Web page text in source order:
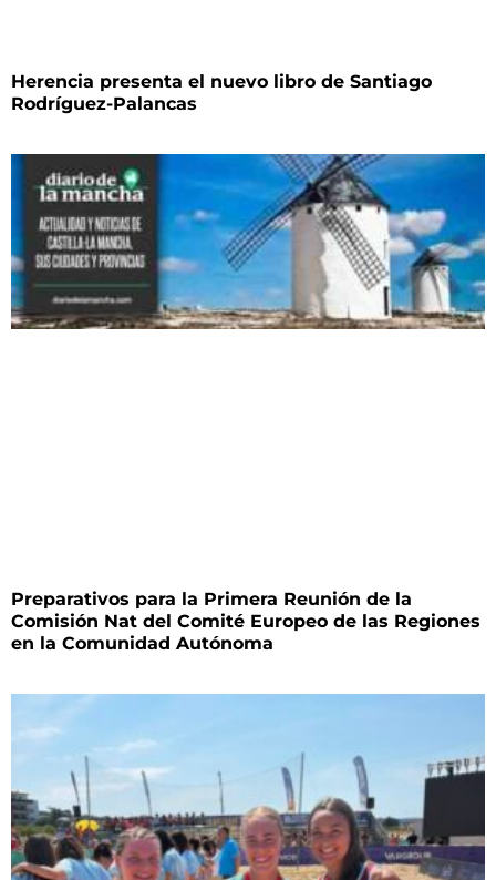
Herencia presenta el nuevo libro de Santiago
Rodríguez-Palancas
Preparativos para la Primera Reunión de la
Comisión Nat del Comité Europeo de las Regiones
en la Comunidad Autónoma